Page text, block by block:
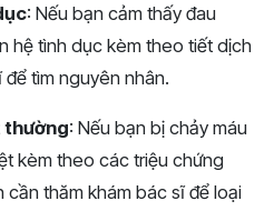
: Nếu bạn cảm thấy đau
hệ tình dục kèm theo tiết dịch
tìm nguyên nhân​​.
thường: Nếu bạn bị chảy máu
kèm theo các triệu chứng
thăm khám bác sĩ để loại